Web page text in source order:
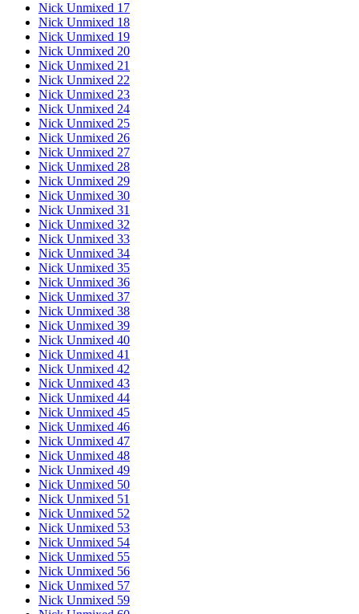
Nick Unmixed 17
Nick Unmixed 18
Nick Unmixed 19
Nick Unmixed 20
Nick Unmixed 21
Nick Unmixed 22
Nick Unmixed 23
Nick Unmixed 24
Nick Unmixed 25
Nick Unmixed 26
Nick Unmixed 27
Nick Unmixed 28
Nick Unmixed 29
Nick Unmixed 30
Nick Unmixed 31
Nick Unmixed 32
Nick Unmixed 33
Nick Unmixed 34
Nick Unmixed 35
Nick Unmixed 36
Nick Unmixed 37
Nick Unmixed 38
Nick Unmixed 39
Nick Unmixed 40
Nick Unmixed 41
Nick Unmixed 42
Nick Unmixed 43
Nick Unmixed 44
Nick Unmixed 45
Nick Unmixed 46
Nick Unmixed 47
Nick Unmixed 48
Nick Unmixed 49
Nick Unmixed 50
Nick Unmixed 51
Nick Unmixed 52
Nick Unmixed 53
Nick Unmixed 54
Nick Unmixed 55
Nick Unmixed 56
Nick Unmixed 57
Nick Unmixed 59